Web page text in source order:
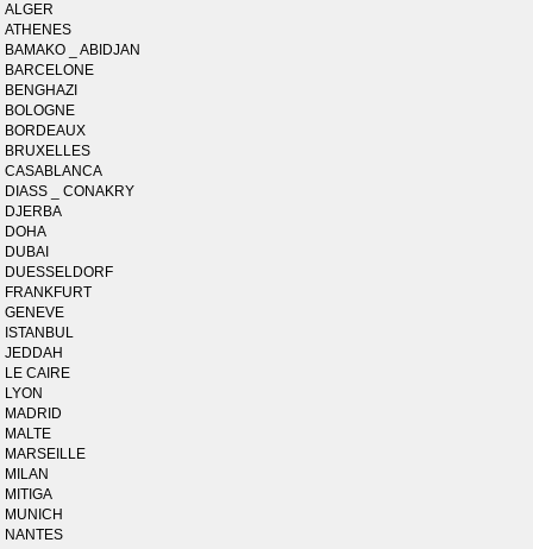
ALGER
ATHENES
BAMAKO _ ABIDJAN
BARCELONE
BENGHAZI
BOLOGNE
BORDEAUX
BRUXELLES
CASABLANCA
DIASS _ CONAKRY
DJERBA
DOHA
DUBAI
DUESSELDORF
FRANKFURT
GENEVE
ISTANBUL
JEDDAH
LE CAIRE
LYON
MADRID
MALTE
MARSEILLE
MILAN
MITIGA
MUNICH
NANTES